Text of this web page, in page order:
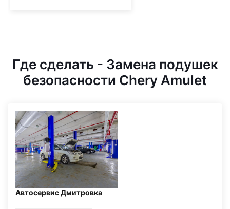
Где сделать - Замена подушек
безопасности Chery Amulet
Автосервис Дмитровка